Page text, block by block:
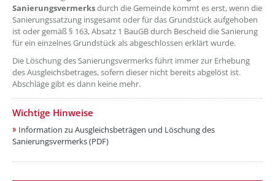
Sanierungsvermerksdurch die Gemeinde kommt es erst, wenn die
Sanierungssatzung insgesamt oder für das Grundstück aufgehoben
ist oder gemäß § 163, Absatz 1 BauGB durch Bescheid die Sanierung
für ein einzelnes Grundstück als abgeschlossen erklärt wurde.
Die Löschung des Sanierungsvermerks führt immer zur Erhebung
des Ausgleichsbetrages, sofern dieser nicht bereits abgelöst ist.
Abschläge gibt es dann keine mehr.
Wichtige Hinweise
Information zu Ausgleichsbeträgen und Löschung des
Sanierungsvermerks (PDF)